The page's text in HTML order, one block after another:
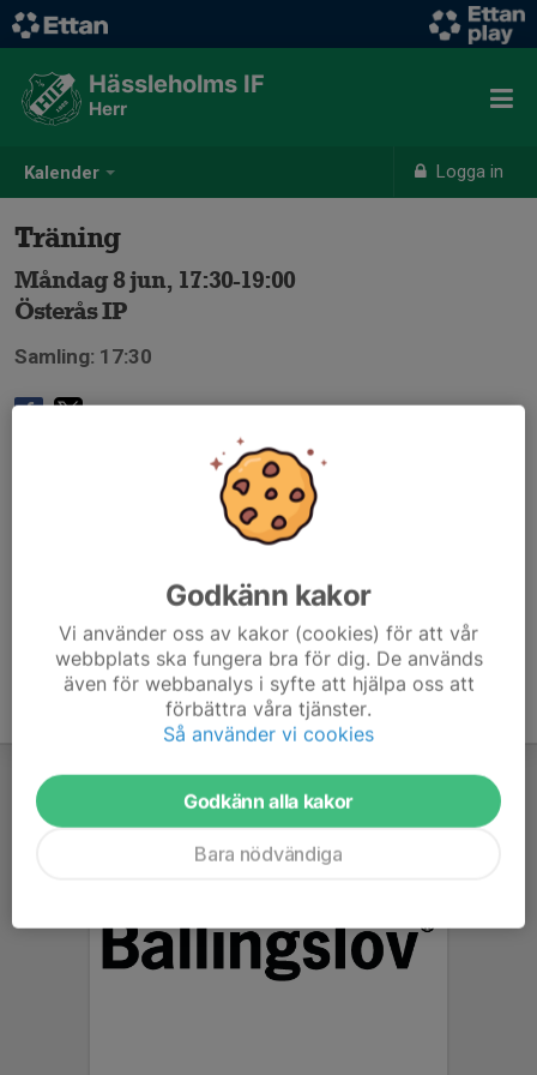
Kalender Logga in
Hässleholms IF
Herr
Träning
Måndag 8 jun, 17:30-19:00
Österås IP
Samling: 17:30
Godkänn kakor
Vi använder oss av kakor (cookies) för att vår
webbplats ska fungera bra för dig. De används
även för webbanalys i syfte att hjälpa oss att
förbättra våra tjänster.
Så använder vi cookies
Godkänn alla kakor
Bara nödvändiga